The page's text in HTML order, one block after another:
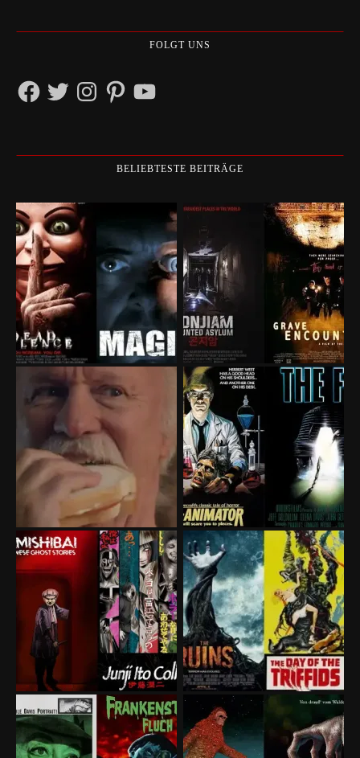
FOLGT UNS
FacebookTwitterInstagramPinterestYouTube
BELIEBTESTE BEITRÄGE